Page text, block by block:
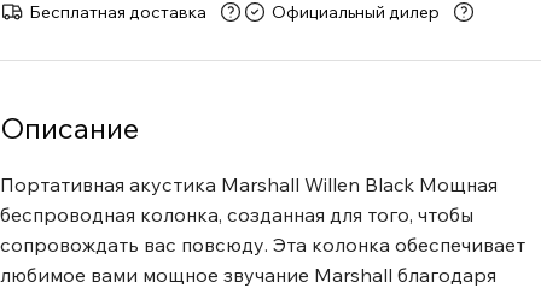
Бесплатная доставка
Официальный дилер
Описание
Портативная акустика Marshall Willen Black Мощная
беспроводная колонка, созданная для того, чтобы
сопровождать вас повсюду. Эта колонка обеспечивает
любимое вами мощное звучание Marshall благодаря